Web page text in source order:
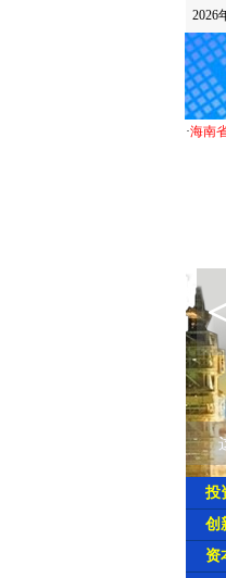
2026
·海南
投
创
资